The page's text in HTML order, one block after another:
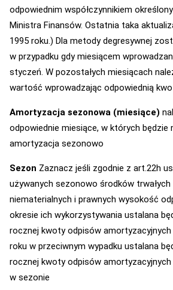
odpowiednim współczynnikiem
Ministra Finansów. Ostatnia taka
1995 roku.) Dla metody degresywnej
w przypadku gdy miesiącem
styczeń. W pozostałych miesiącach
wartość wprowadzając odpowiednią
Amortyzacja sezonowa (miesiące)
odpowiednie miesiące, w których będzie
amortyzacja sezonowo
Sezon Zaznacz jeśli zgodnie z art.22h
używanych sezonowo środków
niematerialnych i prawnych wysokość
okresie ich wykorzystywania ustalana
rocznej kwoty odpisów
roku w przeciwnym wypadku ustalana
rocznej kwoty odpisów
w sezonie